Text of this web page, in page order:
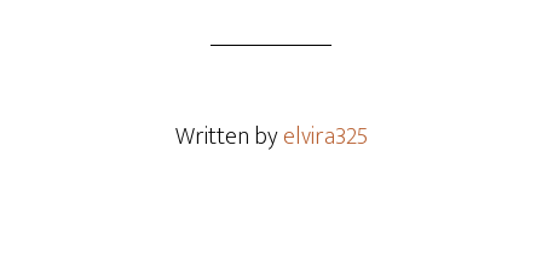
Written byelvira325